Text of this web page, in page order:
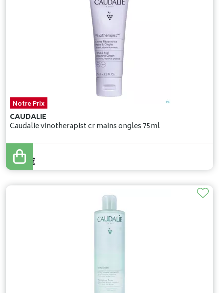
Notre Prix
CAUDALIE
Caudalie vinotherapist cr mains ongles 75ml
9,95 €